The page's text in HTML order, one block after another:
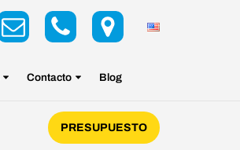
Contacto Blog
PRESUPUESTO